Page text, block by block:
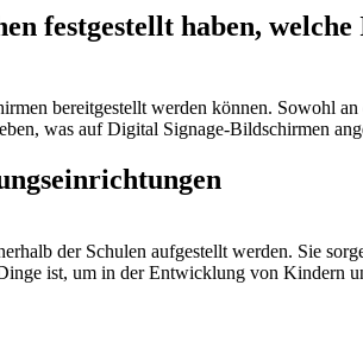
festgestellt haben,
bereitgestellt werden können. Sowohl
was auf Digital Signage-Bildschirmen
der Schulen aufgestellt werden. Sie
ist, um in der Entwicklung von Kindern